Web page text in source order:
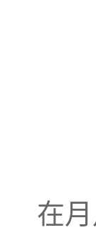
在